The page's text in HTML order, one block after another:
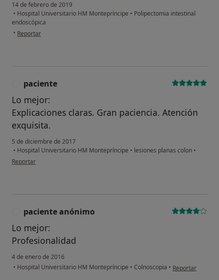
14 de febrero de 2019
• Hospital Universitario HM Montepríncipe • Polipectomia intestinal
endoscópica
• en opinión del usuario Cuenta eliminada
Reportar
paciente
Lo mejor:
Explicaciones claras. Gran paciencia. Atención
exquisita.
5 de diciembre de 2017
• Hospital Universitario HM Montepríncipe • lesiones planas colon •
en opinión del usuario paciente
Reportar
paciente anónimo
Lo mejor:
Profesionalidad
4 de enero de 2016
• Hospital Universitario HM Montepríncipe • Colnoscopia • en opinión del
Reportar
sobre un tema emocional o
psicológico?
Sí, varias veces
Sí, una vez